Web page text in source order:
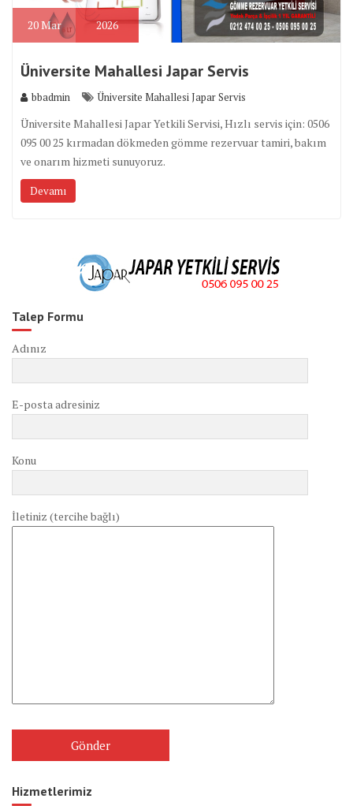
20Mar 2026
Üniversite Mahallesi Japar Servis
bbadmin Üniversite Mahallesi Japar Servis
Üniversite Mahallesi Japar Yetkili Servisi, Hızlı servis için: 0506
095 00 25 kırmadan dökmeden gömme rezervuar tamiri, bakım
ve onarım hizmeti sunuyoruz.
Devamı
Talep Formu
Adınız
E-posta adresiniz
Konu
İletiniz (tercihe bağlı)
Hizmetlerimiz